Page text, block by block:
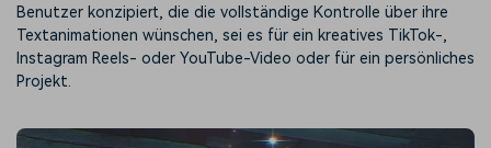
Benutzer konzipiert, die die vollständige Kontrolle über ihre
Textanimationen wünschen, sei es für ein kreatives TikTok-,
Instagram Reels- oder YouTube-Video oder für ein persönliches
Projekt.